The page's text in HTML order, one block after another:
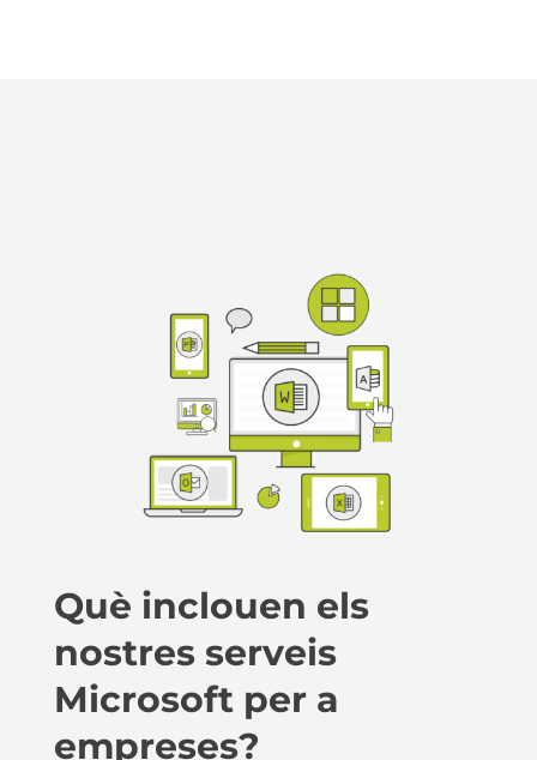
Què inclouen els
nostres serveis
Microsoft per a
empreses?